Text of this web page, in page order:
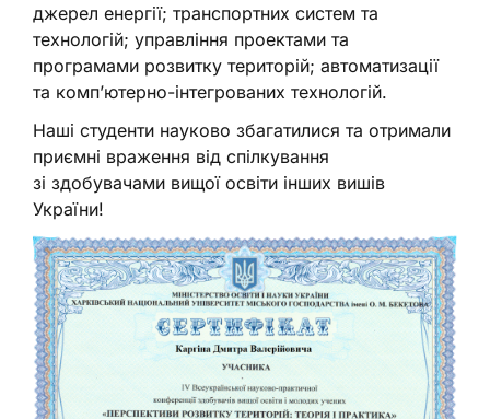
джерел енергії; транспортних систем та
технологій; управління проектами та
програмами розвитку територій; автоматизації
та компʼютерно-інтегрованих технологій.
Наші студенти науково збагатилися та отримали
приємні враження від спілкування
зі здобувачами вищої освіти інших вишів
України!